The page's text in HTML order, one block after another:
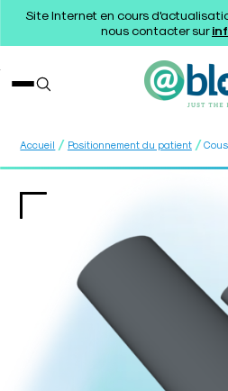
Site Internet en cours
nous contacter sur
Accueil / Positionnement du patient /